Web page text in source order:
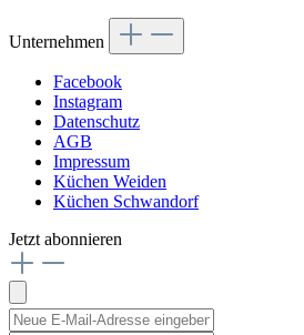
Unternehmen
Facebook
Instagram
Datenschutz
AGB
Impressum
Küchen Weiden
Küchen Schwandorf
Jetzt abonnieren